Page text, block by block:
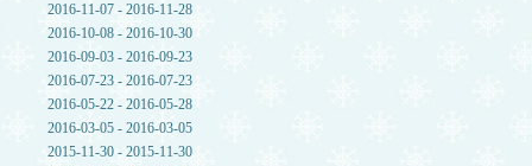
2016-11-07 - 2016-11-28
2016-10-08 - 2016-10-30
2016-09-03 - 2016-09-23
2016-07-23 - 2016-07-23
2016-05-22 - 2016-05-28
2016-03-05 - 2016-03-05
2015-11-30 - 2015-11-30